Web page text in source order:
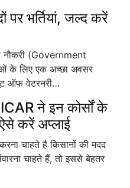
पर भर्तियां, जल्द करें
नौकरी (Government
के लिए एक अच्छा अवसर
ऑफ वेटरनरी…
ने इन कोर्सों के
करें अप्लाई
चाहते है किसानों की मदद
चाहते हैं, तो इससे बेहतर